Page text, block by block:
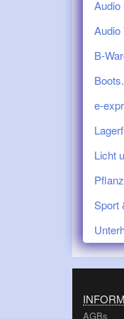
Audio
Audio
B-
e-
Licht
Sport
AGBs